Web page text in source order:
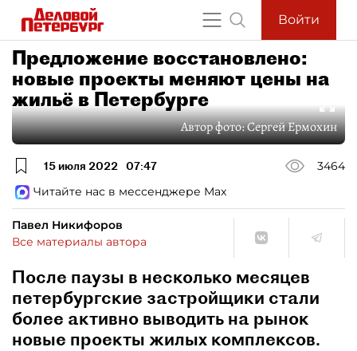
Войти
Предложение восстановлено:
новые проекты меняют цены на
жильё в Петербурге
Автор фото:Сергей Ермохин
15 июля 2022 07:47
3464
Читайте нас в мессенджере Max
Павел Никифоров
Все материалы автора
После паузы в несколько месяцев
петербургские застройщики стали
более активно выводить на рынок
новые проекты жилых комплексов.